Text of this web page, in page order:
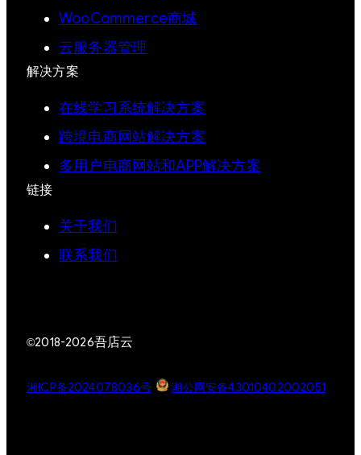
WooCommerce商城
云服务器管理
解决方案
在线学习系统解决方案
跨境电商网站解决方案
多用户电商网站和APP解决方案
链接
关于我们
联系我们
©2018-2026吾店云
湘ICP备2024078036号 湘公网安备43010402002051